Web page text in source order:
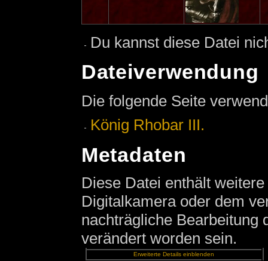
Du kannst diese Datei
Dateiverwendung
Die folgende Seite
König Rhobar III.
Metadaten
Diese Datei enthält
Digitalkamera oder dem
nachträgliche Bearbeitung
verändert worden sein.
Erweiterte Details einblenden